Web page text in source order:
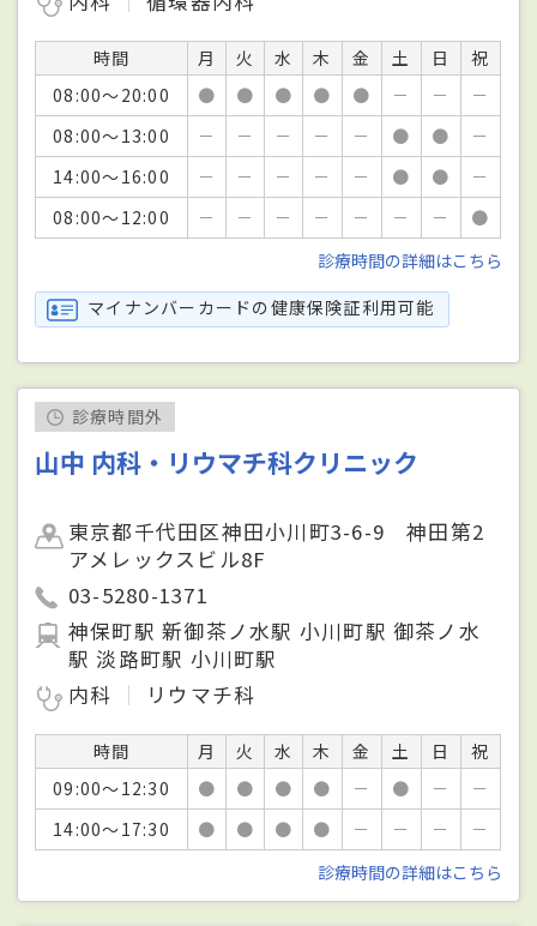
時間 月 火 水 木 金 土 日
祝
08:00～20:00
● ● ● ● ● － －
－
08:00～13:00
－ － － － － ● ●
－
14:00～16:00
－ － － － － ● ●
－
08:00～12:00
－ － － － － － －
●
診療時間の詳細はこちら
マイナンバーカードの健康保険証利用可能
診療時間外
山中 内科・リウマチ科クリニック
東京都千代田区神田小川町3-6-9 神田第2
アメレックスビル8F
03-5280-1371
神保町駅 新御茶ノ水駅 小川町駅 御茶ノ水
駅 淡路町駅 小川町駅
内科
リウマチ科
時間 月 火 水 木 金 土 日
祝
09:00～12:30
● ● ● ● － ● －
－
14:00～17:30
● ● ● ● － － －
－
診療時間の詳細はこちら